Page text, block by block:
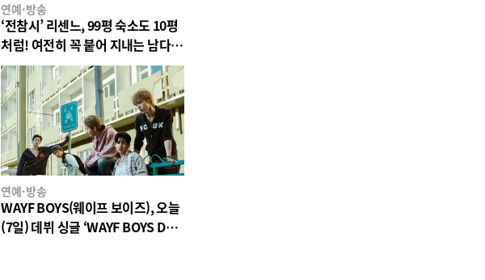
연예·방송
‘전참시’ 리센느, 99평 숙소도 10평
처럼! 여전히 꼭 붙어 지내는 남다른
‘러브버그’ 케미
연예·방송
WAYF BOYS(웨이프 보이즈), 오늘
(7일) 데뷔 싱글 ‘WAYF BOYS DO’